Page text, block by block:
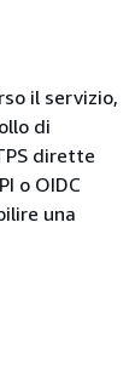
il servizio,
di
dirette
o OIDC
una